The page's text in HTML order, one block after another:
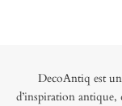
DecoAntiq est
d’inspiration